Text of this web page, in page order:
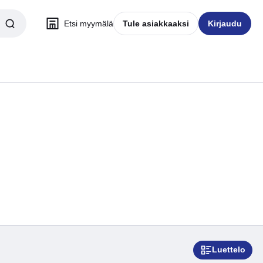
Etsi myymälä Tule asiakkaaksi Kirjaudu
Luettelo